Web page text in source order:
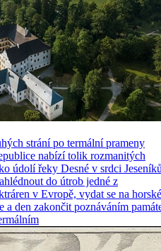
strání po termální prameny
nabízí tolik rozmanitých
údolí řeky Desné v srdci
do útrob jedné z
v Evropě, vydat se na horské
a den zakončit poznáváním